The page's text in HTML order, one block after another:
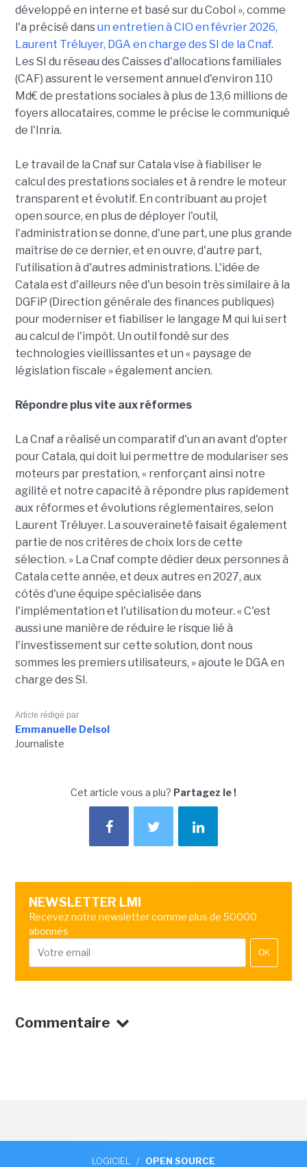
développé en interne et basé sur du Cobol », comme
l'a précisé dansun entretien à CIO en février 2026,
Laurent Tréluyer, DGA en charge des SI de la Cnaf.
Les SI du réseau des Caisses d'allocations familiales
(CAF) assurent le versement annuel d'environ 110
Md€ de prestations sociales à plus de 13,6 millions de
foyers allocataires, comme le précise le communiqué
de l'Inria.
Le travail de la Cnaf sur Catala vise à fiabiliser le
calcul des prestations sociales et à rendre le moteur
transparent et évolutif. En contribuant au projet
open source, en plus de déployer l'outil,
l'administration se donne, d'une part, une plus grande
maîtrise de ce dernier, et en ouvre, d'autre part,
l'utilisation à d'autres administrations. L'idée de
Catala est d'ailleurs née d'un besoin très similaire à la
DGFiP (Direction générale des finances publiques)
pour moderniser et fiabiliser le langage M qui lui sert
au calcul de l'impôt. Un outil fondé sur des
technologies vieillissantes et un « paysage de
législation fiscale » également ancien.
Répondre plus vite aux réformes
La Cnaf a réalisé un comparatif d'un an avant d'opter
pour Catala, qui doit lui permettre de modulariser ses
moteurs par prestation, « renforçant ainsi notre
agilité et notre capacité à répondre plus rapidement
aux réformes et évolutions réglementaires, selon
Laurent Tréluyer. La souveraineté faisait également
partie de nos critères de choix lors de cette
sélection. » La Cnaf compte dédier deux personnes à
Catala cette année, et deux autres en 2027, aux
côtés d'une équipe spécialisée dans
l'implémentation et l'utilisation du moteur. « C'est
aussi une manière de réduire le risque lié à
l'investissement sur cette solution, dont nous
sommes les premiers utilisateurs, » ajoute le DGA en
charge des SI.
Article rédigé par
Emmanuelle Delsol
Journaliste
Cet article vous a plu? Partagez le !
NEWSLETTER LMI
Recevez notre newsletter comme plus de 50000
abonnés
OK
Commentaire
LOGICIEL / OPEN SOURCE